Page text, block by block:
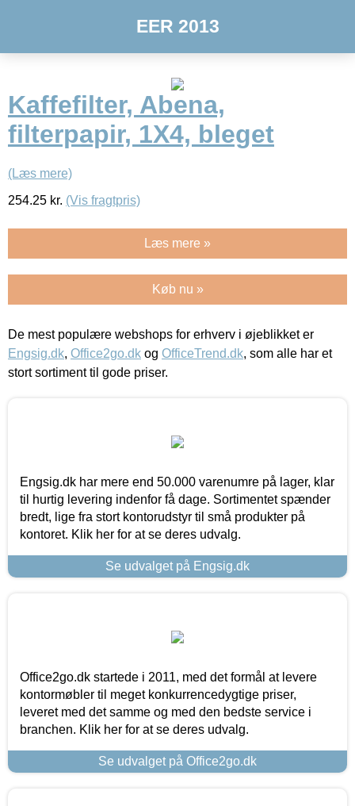
EER 2013
Kaffefilter, Abena,
filterpapir, 1X4, bleget
(Læs mere)
254.25 kr. (Vis fragtpris)
Læs mere »
Køb nu »
De mest populære webshops for erhverv i øjeblikket er
Engsig.dk, Office2go.dk og OfficeTrend.dk, som alle har et
stort sortiment til gode priser.
Engsig.dk har mere end 50.000 varenumre på lager, klar
til hurtig levering indenfor få dage. Sortimentet spænder
bredt, lige fra stort kontorudstyr til små produkter på
kontoret. Klik her for at se deres udvalg.
Se udvalget på Engsig.dk
Office2go.dk startede i 2011, med det formål at levere
kontormøbler til meget konkurrencedygtige priser,
leveret med det samme og med den bedste service i
branchen. Klik her for at se deres udvalg.
Se udvalget på Office2go.dk